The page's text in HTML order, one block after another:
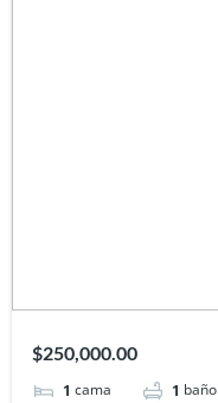
$250,000.00
1 cama 1 baño